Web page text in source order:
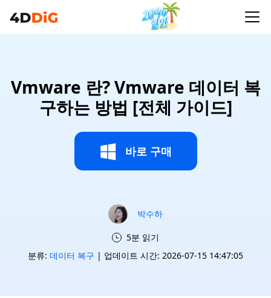
Vmware 란? Vmware 데이터 복
구하는 방법 [전체 가이드]
바로 구매
박수하
5분 읽기
분류: 데이터 복구 | 업데이트 시간: 2026-07-15 14:47:05